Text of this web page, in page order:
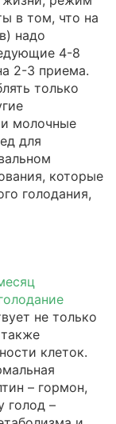
в том, что на
надо
4-8
2-3 приема.
только
молочные
для
которые
голодания,
не только
клеток.
– гормон,
голод –